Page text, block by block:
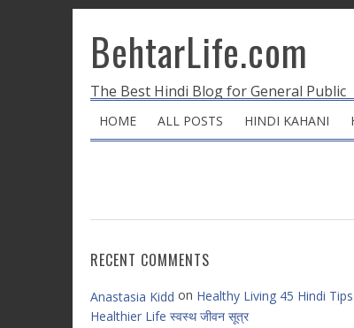
BehtarLife.com
The Best Hindi Blog for General Public
HOME ALL POSTS HINDI KAHANI
RECENT COMMENTS
Anastasia Kidd on Healthy Living 45 Hindi
Healthier Life स्वस्थ जीवन सूत्र